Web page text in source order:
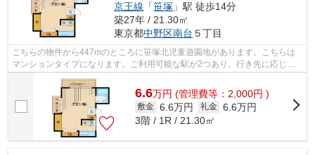
京王線 「笹塚 」駅 徒歩14分
築27年 / 21.30㎡
東京都中野区南台 ５丁目
こちらの物件から447mのところに笹塚北児童遊園地があります。こちらは
マンションタイプになります。ご利用可能な駅が2つあり、行き先に応じて
乗車駅の使い分けができます。駅から徒歩...
6.6万円 (管理費等：2,000円 )
敷金 6.6万円 礼金 6.6万円
3階 / 1R / 21.30㎡